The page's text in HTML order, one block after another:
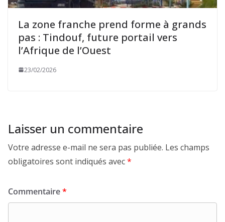
La zone franche prend forme à grands
pas : Tindouf, future portail vers
l’Afrique de l’Ouest
23/02/2026
Laisser un commentaire
Votre adresse e-mail ne sera pas publiée. Les champs
obligatoires sont indiqués avec*
Commentaire*